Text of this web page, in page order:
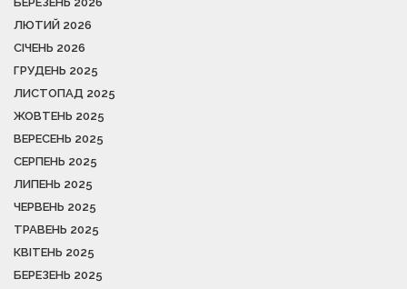
ЛЮТИЙ 2026
СІЧЕНЬ 2026
ГРУДЕНЬ 2025
ЛИСТОПАД 2025
ЖОВТЕНЬ 2025
ВЕРЕСЕНЬ 2025
СЕРПЕНЬ 2025
ЛИПЕНЬ 2025
ЧЕРВЕНЬ 2025
ТРАВЕНЬ 2025
КВІТЕНЬ 2025
БЕРЕЗЕНЬ 2025